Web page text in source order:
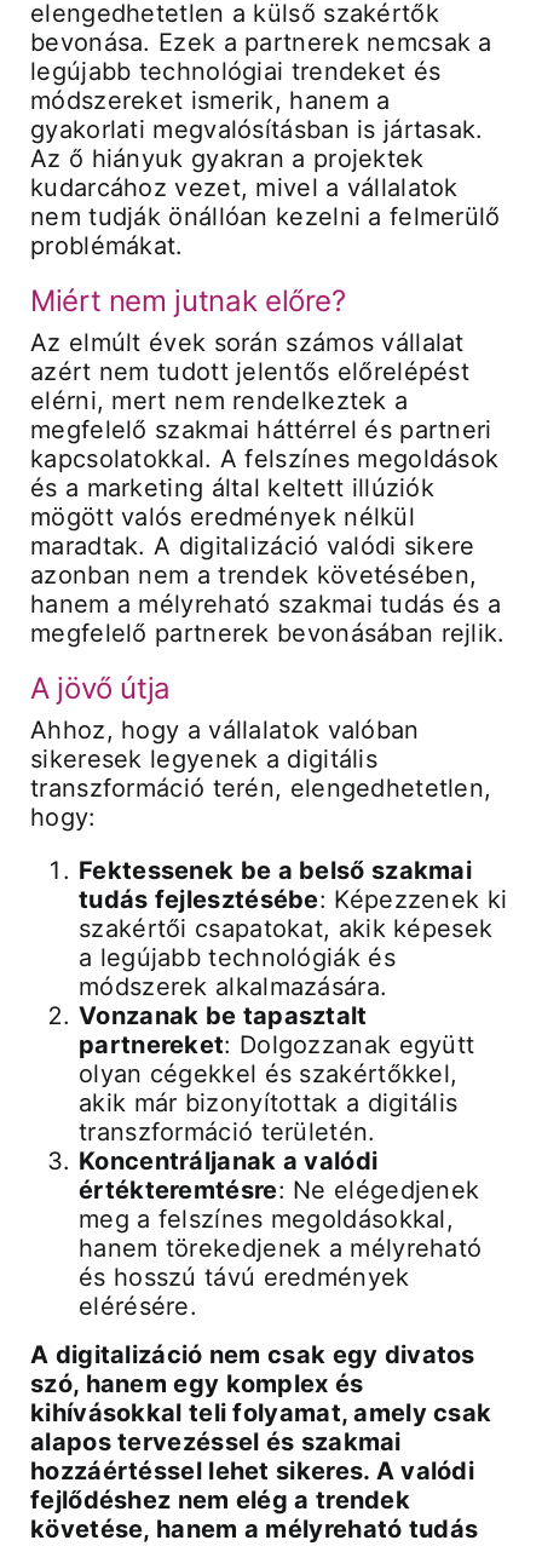
elengedhetetlen a külső szakértők
bevonása. Ezek a partnerek nemcsak a
legújabb technológiai trendeket és
módszereket ismerik, hanem a
gyakorlati megvalósításban is jártasak.
Az ő hiányuk gyakran a projektek
kudarcához vezet, mivel a vállalatok
nem tudják önállóan kezelni a felmerülő
problémákat.
Miért nem jutnak előre?
Az elmúlt évek során számos vállalat
azért nem tudott jelentős előrelépést
elérni, mert nem rendelkeztek a
megfelelő szakmai háttérrel és partneri
kapcsolatokkal. A felszínes megoldások
és a marketing által keltett illúziók
mögött valós eredmények nélkül
maradtak. A digitalizáció valódi sikere
azonban nem a trendek követésében,
hanem a mélyreható szakmai tudás és a
megfelelő partnerek bevonásában rejlik.
A jövő útja
Ahhoz, hogy a vállalatok valóban
sikeresek legyenek a digitális
transzformáció terén, elengedhetetlen,
hogy:
Fektessenek be a belső szakmai
tudás fejlesztésébe: Képezzenek ki
szakértői csapatokat, akik képesek
a legújabb technológiák és
módszerek alkalmazására.
Vonzanak be tapasztalt
partnereket: Dolgozzanak együtt
olyan cégekkel és szakértőkkel,
akik már bizonyítottak a digitális
transzformáció területén.
Koncentráljanak a valódi
értékteremtésre: Ne elégedjenek
meg a felszínes megoldásokkal,
hanem törekedjenek a mélyreható
és hosszú távú eredmények
elérésére.
A digitalizáció nem csak egy divatos
szó, hanem egy komplex és
kihívásokkal teli folyamat, amely csak
alapos tervezéssel és szakmai
hozzáértéssel lehet sikeres. A valódi
fejlődéshez nem elég a trendek
követése, hanem a mélyreható tudás